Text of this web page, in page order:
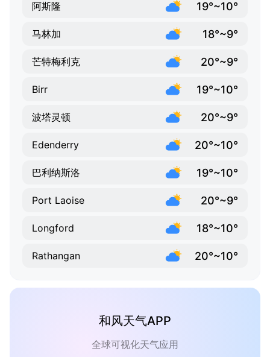
阿斯隆 19°~10°
马林加 18°~9°
芒特梅利克 20°~9°
Birr 19°~10°
波塔灵顿 20°~9°
Edenderry 20°~10°
巴利纳斯洛 19°~10°
Port Laoise 20°~9°
Longford 18°~10°
Rathangan 20°~10°
和风天气APP
全球可视化天气应用